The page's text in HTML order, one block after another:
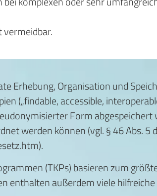
vermeidbar.
Erhebung, Organisation und
(„findable, accessible,
Form abgespeichert
werden können (vgl. § 46 Abs. 5
(TKPs) basieren zum
enthalten außerdem viele hilfreiche